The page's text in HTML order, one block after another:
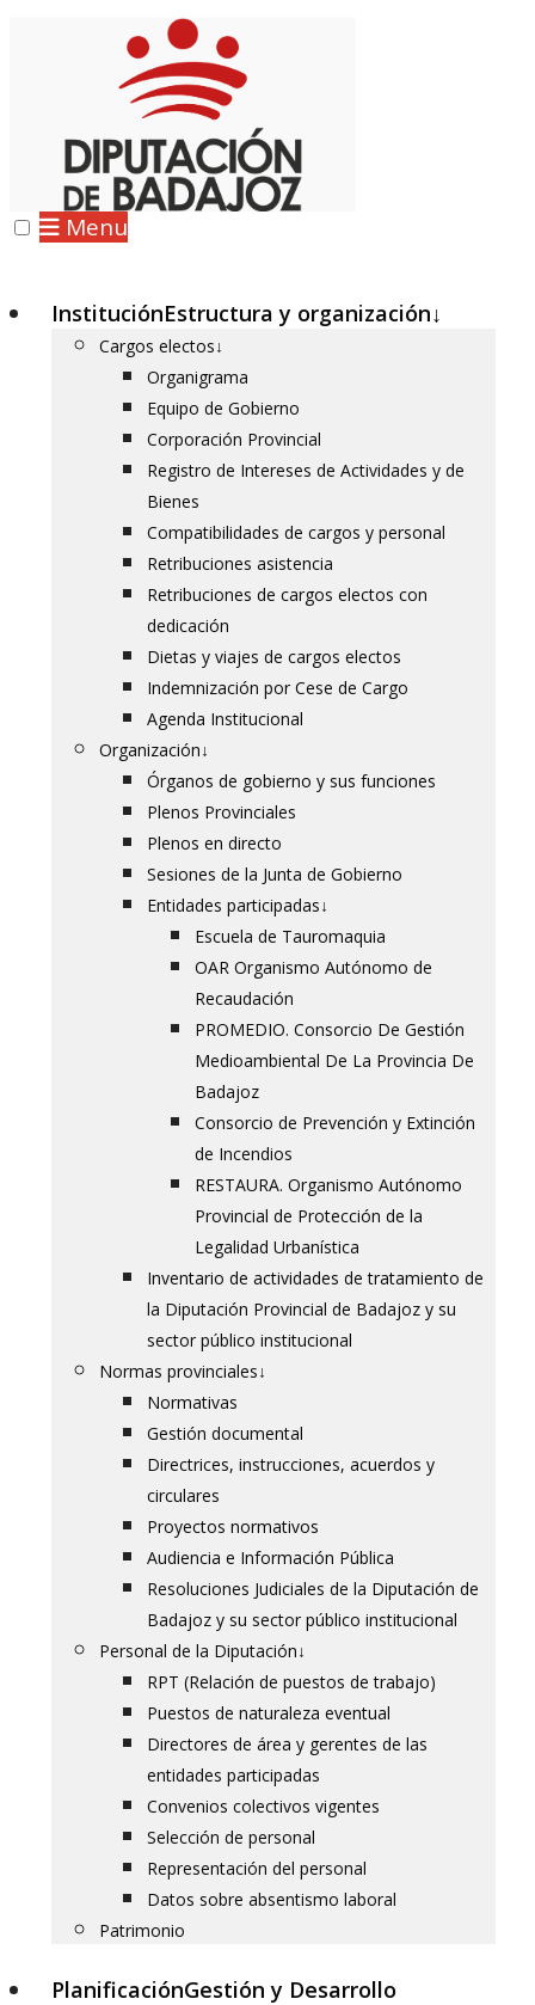
Menu
InstituciónEstructura y organización↓
Cargos electos↓
Organigrama
Equipo de Gobierno
Corporación Provincial
Registro de Intereses de Actividades y de
Bienes
Compatibilidades de cargos y personal
Retribuciones asistencia
Retribuciones de cargos electos con
dedicación
Dietas y viajes de cargos electos
Indemnización por Cese de Cargo
Agenda Institucional
Organización↓
Órganos de gobierno y sus funciones
Plenos Provinciales
Plenos en directo
Sesiones de la Junta de Gobierno
Entidades participadas↓
Escuela de Tauromaquia
OAR Organismo Autónomo de
Recaudación
PROMEDIO. Consorcio De Gestión
Medioambiental De La Provincia De
Badajoz
Consorcio de Prevención y Extinción
de Incendios
RESTAURA. Organismo Autónomo
Provincial de Protección de la
Legalidad Urbanística
Inventario de actividades de tratamiento de
la Diputación Provincial de Badajoz y su
sector público institucional
Normas provinciales↓
Normativas
Gestión documental
Directrices, instrucciones, acuerdos y
circulares
Proyectos normativos
Audiencia e Información Pública
Resoluciones Judiciales de la Diputación de
Badajoz y su sector público institucional
Personal de la Diputación↓
RPT (Relación de puestos de trabajo)
Puestos de naturaleza eventual
Directores de área y gerentes de las
entidades participadas
Convenios colectivos vigentes
Selección de personal
Representación del personal
Datos sobre absentismo laboral
Patrimonio
PlanificaciónGestión y Desarrollo